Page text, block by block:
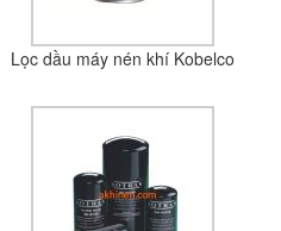
Lọc dầu máy nén khí Kobelco